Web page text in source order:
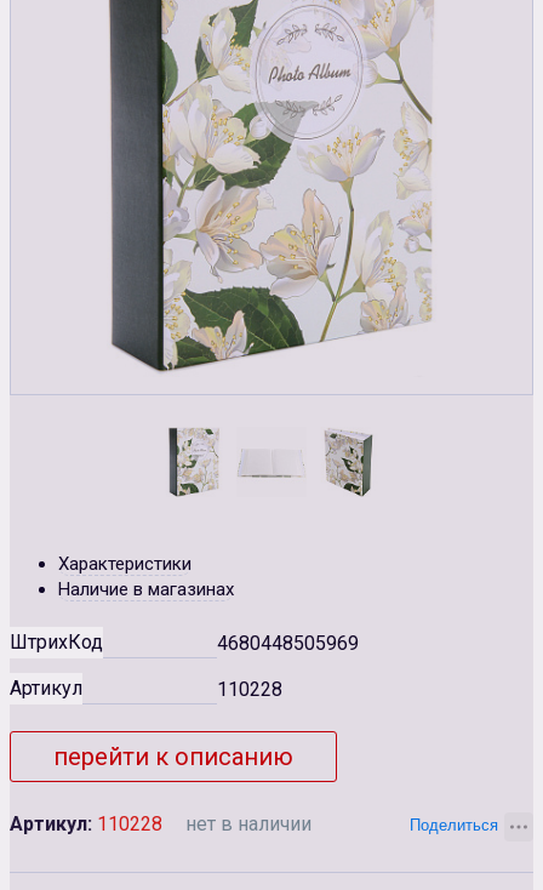
Характеристики
Наличие в магазинах
ШтрихКод
4680448505969
Артикул
110228
перейти к описанию
Артикул: 110228 нет в наличии